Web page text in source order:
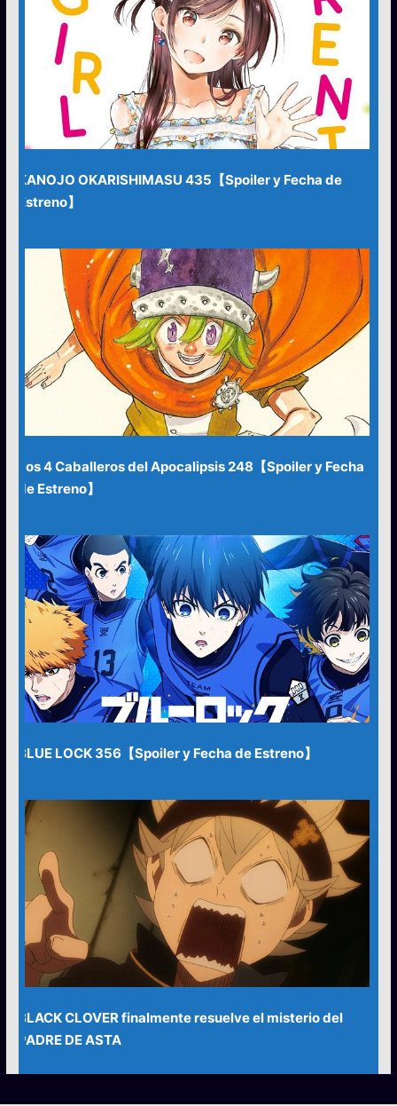
KANOJO OKARISHIMASU 435【Spoiler y Fecha de
Estreno】
Los 4 Caballeros del Apocalipsis 248【Spoiler y Fecha
de Estreno】
BLUE LOCK 356【Spoiler y Fecha de Estreno】
BLACK CLOVER finalmente resuelve el misterio del
PADRE DE ASTA